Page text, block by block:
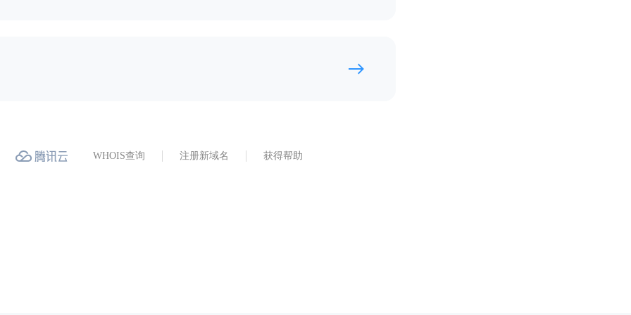
WHOIS查询 注册新域名 获得帮助